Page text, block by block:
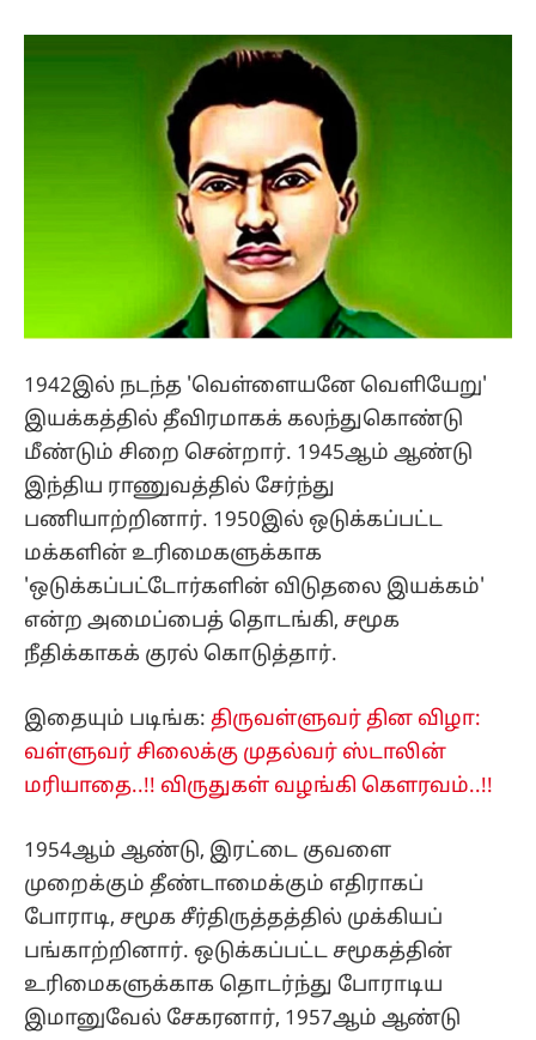
1942இல் நடந்த 'வெள்ளையனே வெளியேறு'
இயக்கத்தில் தீவிரமாகக் கலந்துகொண்டு
மீண்டும் சிறை சென்றார். 1945ஆம் ஆண்டு
இந்திய ராணுவத்தில் சேர்ந்து
பணியாற்றினார். 1950இல் ஒடுக்கப்பட்ட
மக்களின் உரிமைகளுக்காக
'ஒடுக்கப்பட்டோர்களின் விடுதலை இயக்கம்'
என்ற அமைப்பைத் தொடங்கி, சமூக
நீதிக்காகக் குரல் கொடுத்தார்.
இதையும் படிங்க: திருவள்ளுவர் தின விழா:
வள்ளுவர் சிலைக்கு முதல்வர் ஸ்டாலின்
மரியாதை..!! விருதுகள் வழங்கி கௌரவம்..!!
1954ஆம் ஆண்டு, இரட்டை குவளை
முறைக்கும் தீண்டாமைக்கும் எதிராகப்
போராடி, சமூக சீர்திருத்தத்தில் முக்கியப்
பங்காற்றினார். ஒடுக்கப்பட்ட சமூகத்தின்
உரிமைகளுக்காக தொடர்ந்து போராடிய
இமானுவேல் சேகரனார், 1957ஆம் ஆண்டு